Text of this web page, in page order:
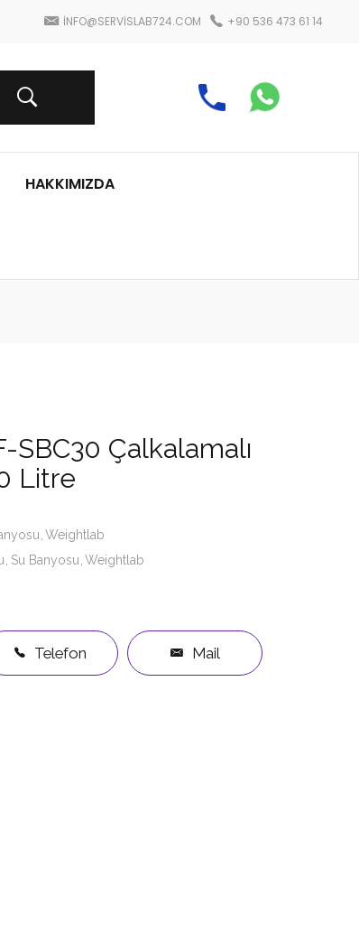
INFO@SERVISLAB724.COM +90 536 473 61 14
HAKKIMIZDA
Çalkalamalı
Litre
Weightlab
Su Banyosu Weightlab
Telefon Mail